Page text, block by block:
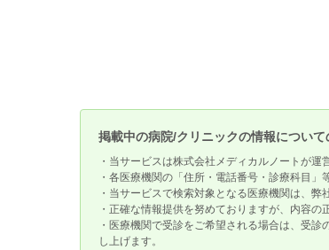
掲載中の病院/クリニックの情報について
・当サービスは株式会社メディカルノートが運
・各医療機関の「住所・電話番号・診療科目」
・当サービスで検索対象となる医療機関は、
・正確な情報提供を努めておりますが、内容の
・医療機関で受診をご希望される場合は、受
し上げます。